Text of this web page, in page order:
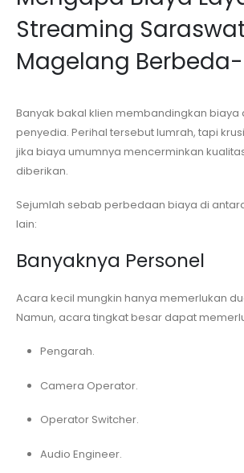
Streaming
Magelang
Banyak bakal klien membandingkan
penyedia. Perihal tersebut lumrah, tapi
jika biaya umumnya mencerminkan
diberikan.
Sejumlah sebab perbedaan biaya di
lain:
Banyaknya Personel
Acara kecil mungkin hanya memerlukan
Namun, acara tingkat besar dapat
Pengarah.
Camera Operator.
Operator Switcher.
Audio Engineer.